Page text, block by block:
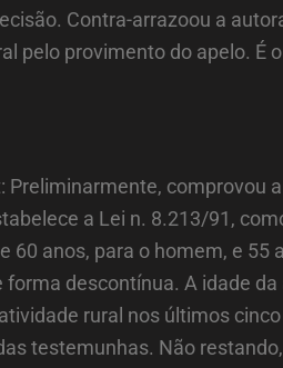
Contra-arrazoou a
pelo provimento do apelo. É
Preliminarmente,
a Lei n. 8.213/91,
60 anos, para o homem, e
descontínua. A idade
rural nos últimos
testemunhas. Não